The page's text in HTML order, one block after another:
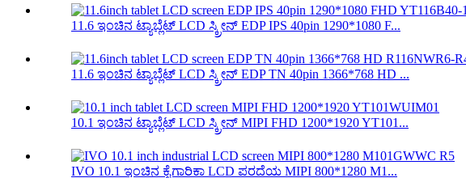
11.6 ಇಂಚಿನ ಟ್ಯಾಬ್ಲೆಟ್ LCD ಸ್ಕ್ರೀನ್ EDP IPS 40pin 1290*1080 F...
11.6 ಇಂಚಿನ ಟ್ಯಾಬ್ಲೆಟ್ LCD ಸ್ಕ್ರೀನ್ EDP TN 40pin 1366*768 HD ...
10.1 ಇಂಚಿನ ಟ್ಯಾಬ್ಲೆಟ್ LCD ಸ್ಕ್ರೀನ್ MIPI FHD 1200*1920 YT101...
IVO 10.1 ಇಂಚಿನ ಕೈಗಾರಿಕಾ LCD ಪರದೆಯ MIPI 800*1280 M1...